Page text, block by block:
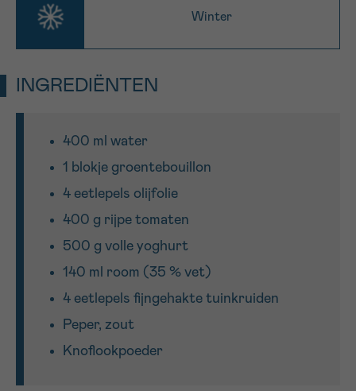
Winter
INGREDIËNTEN
400 ml water
1 blokje groentebouillon
4 eetlepels olijfolie
400 g rijpe tomaten
500 g volle yoghurt
140 ml room (35 % vet)
4 eetlepels fijngehakte tuinkruiden
Peper, zout
Knoflookpoeder
*VERPLICHT VELD